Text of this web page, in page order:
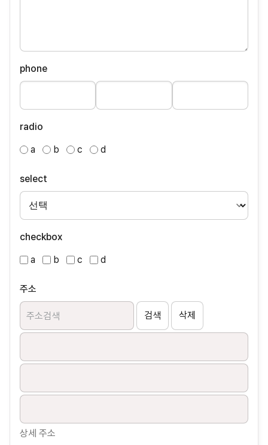
phone
radio
a
b c d
select
checkbox
a
b c d
주소
검색 삭제
상세 주소